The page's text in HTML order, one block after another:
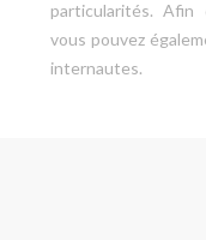
particularités. Afin
vous pouvez
internautes.